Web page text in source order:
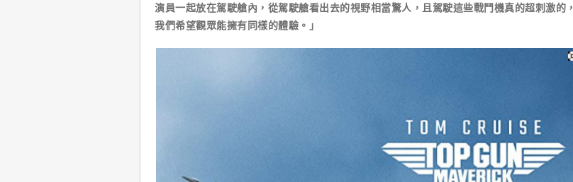
演員一起放在駕駛艙內，從駕駛艙看出去的視野相當驚人，且駕駛這些戰鬥機真的超刺激的，
我們希望觀眾能擁有同樣的體驗。」